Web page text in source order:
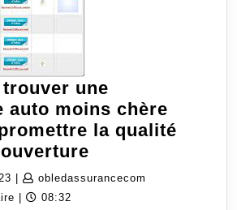
une
auto moins chère
la qualité
trouver
14
octobre
obledassurancecom
08:32